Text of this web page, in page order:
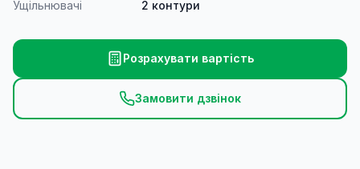
Ущільнювачі
2 контури
Розрахувати вартість
Замовити дзвінок